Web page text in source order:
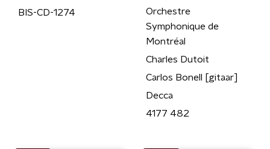
BIS-CD-1274
Orchestre
Symphonique de
Montréal
Charles Dutoit
Carlos Bonell [gitaar]
Decca
4177 482